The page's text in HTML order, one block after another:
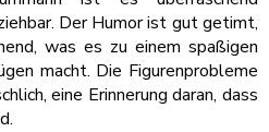
Der Humor ist gut getimt,
was es zu einem spaßigen
macht. Die Figurenprobleme
eine Erinnerung daran, dass